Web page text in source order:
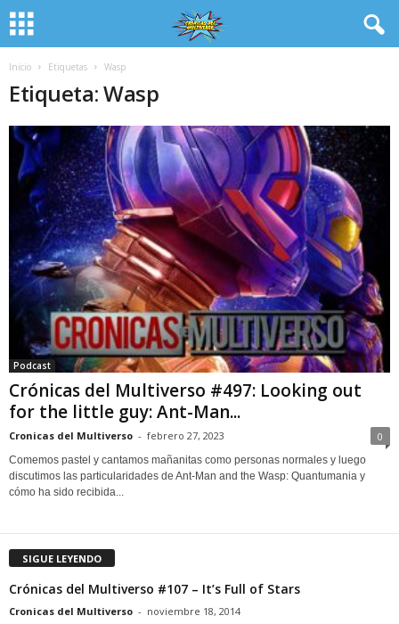
Inicio Etiquetas Wasp
Etiqueta: Wasp
Podcast
Crónicas del Multiverso #497: Looking out
for the little guy: Ant-Man...
Cronicas del Multiverso - febrero 27, 2023 0
Comemos pastel y cantamos mañanitas como personas normales y luego
discutimos las particularidades de Ant-Man and the Wasp: Quantumania y
cómo ha sido recibida...
SIGUE LEYENDO
Crónicas del Multiverso #107 – It’s Full of Stars
Cronicas del Multiverso - noviembre 18, 2014